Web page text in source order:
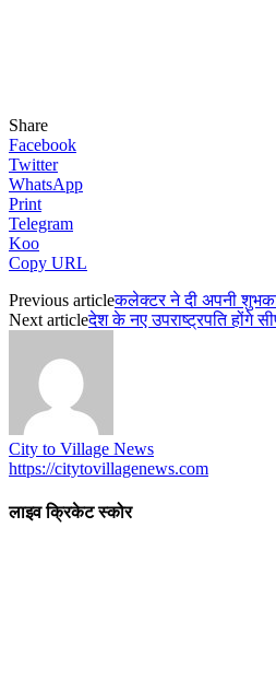
Share
Facebook
Twitter
WhatsApp
Print
Telegram
Koo
Copy URL
Previous articleकलेक्टर ने दी अपनी
Next articleदेश के नए उपराष्ट्रपति होंगे
City to Village News
https://citytovillagenews.com
लाइव क्रिकेट स्कोर